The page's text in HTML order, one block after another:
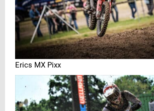
Erics MX Pixx